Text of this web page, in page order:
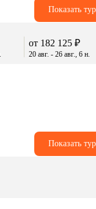
Показать
от 182 125 ₽
20 авг. - 26 авг., 6 н.
Показать